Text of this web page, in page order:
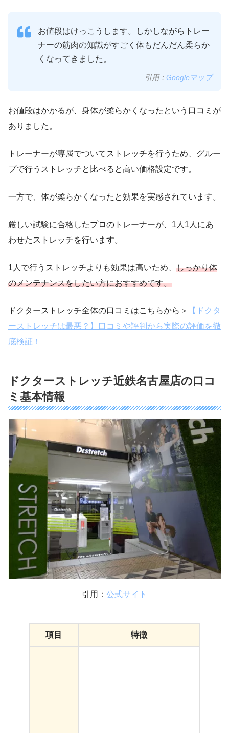
お値段はけっこうします。しかしながらトレー
ナーの筋肉の知識がすごく体もだんだん柔らか
くなってきました。
引用： Googleマップ
お値段はかかるが、身体が柔らかくなったという口コミが
ありました。
トレーナーが専属でついてストレッチを行うため、グルー
プで行うストレッチと比べると高い価格設定です。
一方で、体が柔らかくなったと効果を実感されています。
厳しい試験に合格したプロのトレーナーが、1人1人にあ
わせたストレッチを行います。
1人で行うストレッチよりも効果は高いため、 しっかり体
のメンテナンスをしたい方におすすめです。
ドクターストレッチ全体の口コミはこちらから＞
【ドクタ
ーストレッチは最悪？】口コミや評判から実際の評価を徹
底検証！
ドクターストレッチ近鉄名古屋店の口コ
ミ基本情報
引用： 公式サイト
項目 特徴